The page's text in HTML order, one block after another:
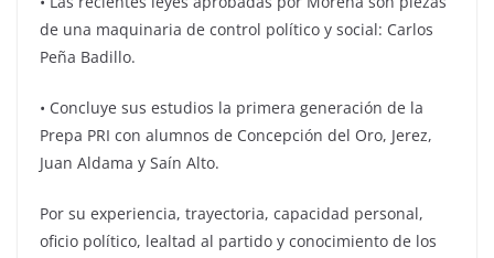
de una maquinaria de control político y social: Carlos
Peña Badillo.
• Concluye sus estudios la primera generación de la
Prepa PRI con alumnos de Concepción del Oro, Jerez,
Juan Aldama y Saín Alto.
Por su experiencia, trayectoria, capacidad personal,
oficio político, lealtad al partido y conocimiento de los